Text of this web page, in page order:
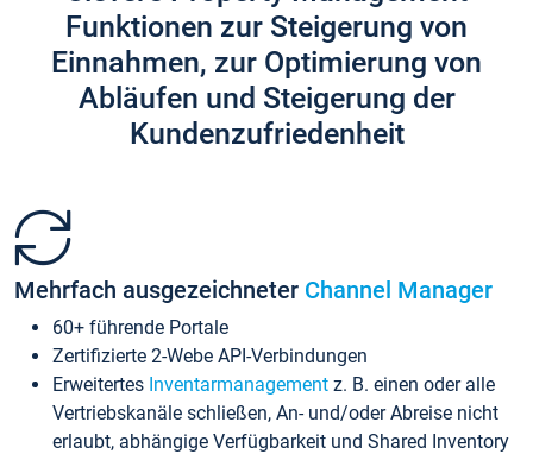
Funktionen zur Steigerung von
Einnahmen, zur Optimierung von
Abläufen und Steigerung der
Kundenzufriedenheit
Mehrfach ausgezeichneter Channel Manager
60+ führende Portale
Zertifizierte 2-Webe API-Verbindungen
Erweitertes Inventarmanagement z. B. einen oder alle
Vertriebskanäle schließen, An- und/oder Abreise nicht
erlaubt, abhängige Verfügbarkeit und Shared Inventory